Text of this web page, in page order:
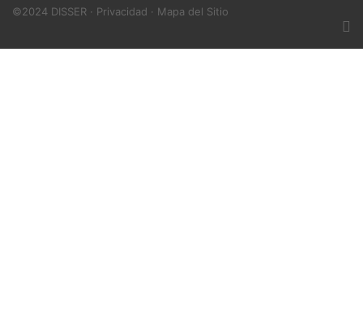
©2024 DISSER · Privacidad · Mapa del Sitio